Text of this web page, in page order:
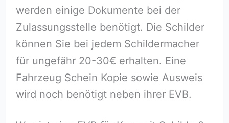
werden einige Dokumente bei der
Zulassungsstelle benötigt. Die Schilder
können Sie bei jedem Schildermacher
für ungefähr 20-30€ erhalten. Eine
Fahrzeug Schein Kopie sowie Ausweis
wird noch benötigt neben ihrer EVB.